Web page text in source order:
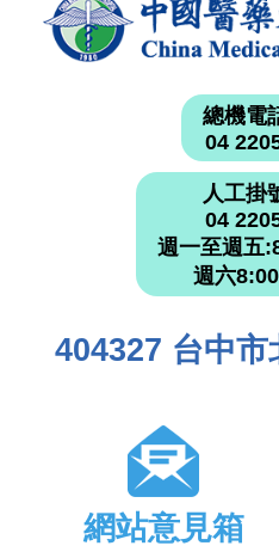
總機電
04
人工掛
04
週一至週五
週六
404327 台中
網站意見箱